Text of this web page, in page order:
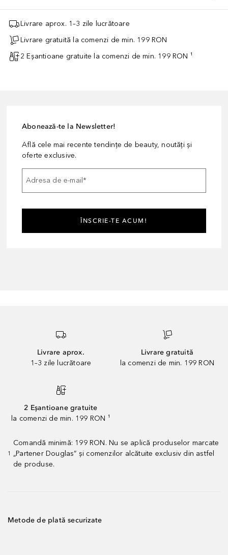
Livrare aprox. 1–3 zile lucrătoare
Livrare gratuită la comenzi de min. 199 RON
2 Eșantioane gratuite la comenzi de min. 199 RON ¹
Abonează-te la Newsletter!
Află cele mai recente tendințe de beauty, noutăți și
oferte exclusive.
Adresa de e-mail*
ÎNSCRIE-TE ACUM!
Livrare aprox.
1–3 zile lucrătoare
Livrare gratuită
la comenzi de min. 199 RON
2 Eșantioane gratuite
la comenzi de min. 199 RON ¹
1
Comandă minimă: 199 RON. Nu se aplică produselor marcate
„Partener Douglas” și comenzilor alcătuite exclusiv din astfel
de produse.
Metode de plată securizate